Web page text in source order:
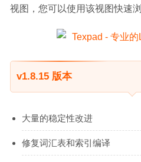
视图，您可以使用该视图快速
v1.8.15 版本
大量的稳定性改进
修复词汇表和索引编译